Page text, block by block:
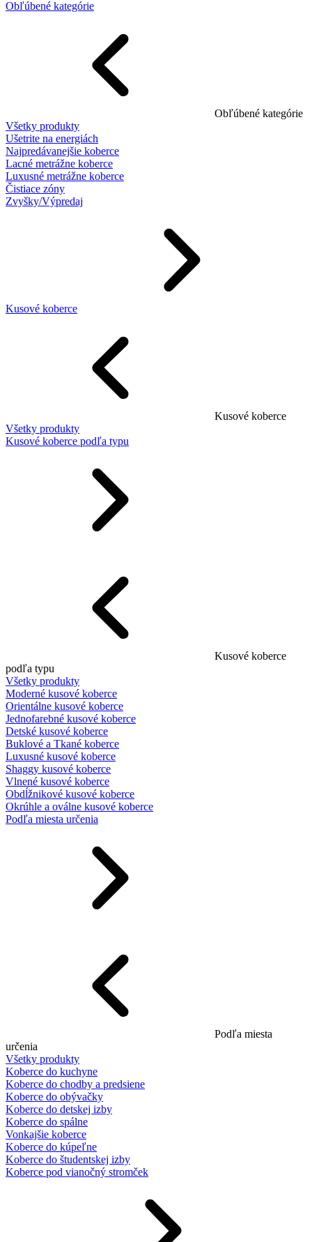
Obľúbené kategórie
Obľúbené kategórie
Všetky produkty
Ušetrite na energiách
Najpredávanejšie koberce
Lacné metrážne koberce
Luxusné metrážne koberce
Čistiace zóny
Zvyšky/Výpredaj
Kusové koberce
Kusové koberce
Všetky produkty
Kusové koberce podľa typu
Kusové koberce
podľa typu
Všetky produkty
Moderné kusové koberce
Orientálne kusové koberce
Jednofarebné kusové koberce
Detské kusové koberce
Buklové a Tkané koberce
Luxusné kusové koberce
Shaggy kusové koberce
Vlnené kusové koberce
Obdĺžnikové kusové koberce
Okrúhle a oválne kusové koberce
Podľa miesta určenia
Podľa miesta
určenia
Všetky produkty
Koberce do kuchyne
Koberce do chodby a predsiene
Koberce do obývačky
Koberce do detskej izby
Koberce do spálne
Vonkajšie koberce
Koberce do kúpeľne
Koberce do študentskej izby
Koberce pod vianočný stromček